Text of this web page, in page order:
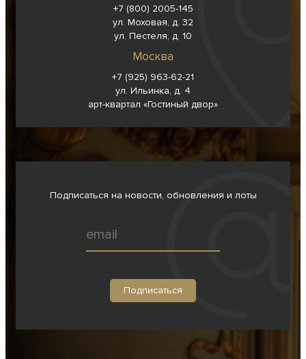
+7 (800) 2005-145
ул. Моховая, д. 32
ул. Пестеля, д. 10
Москва
+7 (925) 963-62-21
ул. Ильинка, д. 4
арт-квартал «Гостиный двор»
Подписаться на новости, обновления и лоты